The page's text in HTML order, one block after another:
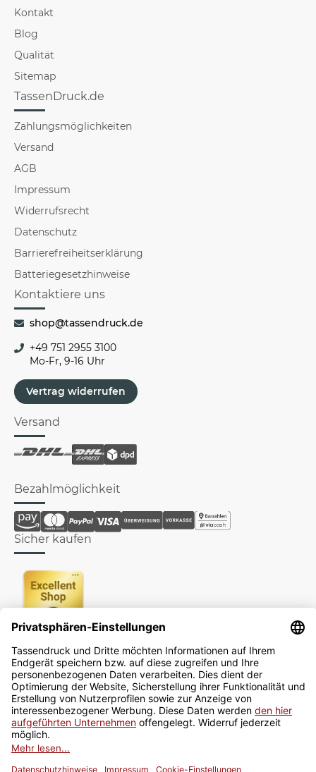
Kontakt
Blog
Qualität
Sitemap
TassenDruck.de
Zahlungsmöglichkeiten
Versand
AGB
Impressum
Widerrufsrecht
Datenschutz
Barrierefreiheitserklärung
Batteriegesetzhinweise
Kontaktiere uns
shop@tassendruck.de
+49 751 2955 3100
Mo-Fr, 9-16 Uhr
Vertrag widerrufen
Versand
Bezahlmöglichkeit
Sicher kaufen
Newsletter
Jetzt anmelden